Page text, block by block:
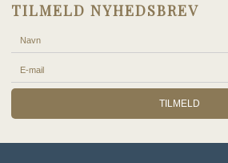
TILMELD NYHEDSBREV
TILMELD